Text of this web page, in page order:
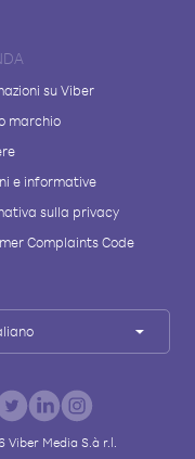
su Viber
marchio
e informative
sulla privacy
Complaints Code
Viber Media S.à r.l.